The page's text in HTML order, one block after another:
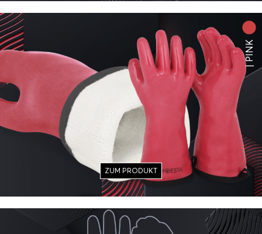
ZUM PRODUKT
| PINK